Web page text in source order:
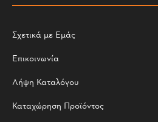
Σχετικά με Εμάς
Επικοινωνία
Λήψη Καταλόγου
Καταχώρηση Προϊόντος